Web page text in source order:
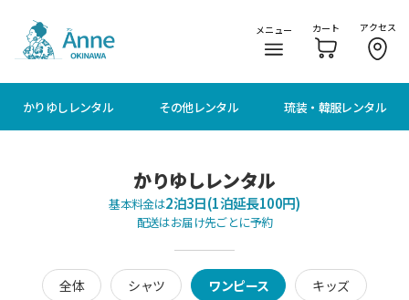
メニュー カート アクセス
かりゆしレンタル その他レンタル 琉装・韓服レンタル
かりゆしレンタル
基本料金は2泊3日(1泊延長100円)
配送はお届け先ごとに予約
全体 シャツ ワンピース キッズ